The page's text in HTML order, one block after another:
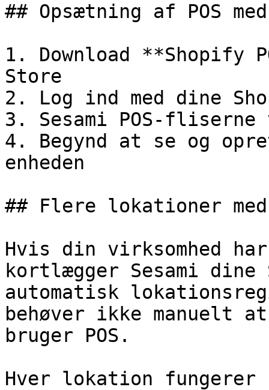
## Opsætning af POS
1. Download **Shopify
Store
2. Log ind med dine
3. Sesami POS-
4. Begynd at se og
enheden
## Flere lokationer med
Hvis din virksomhed
kortlægger Sesami
automatisk
behøver ikke manuelt
bruger POS.
Hver lokation fungerer